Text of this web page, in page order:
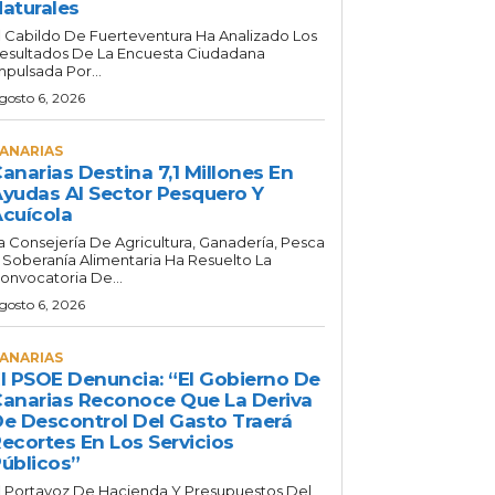
Cabildo De Fuerteventura Ha Analizado Los
De La Encuesta Ciudadana
Por...
6, 2026
Destina 7,1 Millones En
Al Sector Pesquero Y
Consejería De Agricultura, Ganadería, Pesca
Soberanía Alimentaria Ha Resuelto La
De...
6, 2026
PSOE Denuncia: “El Gobierno De
Reconoce Que La Deriva
Descontrol Del Gasto Traerá
En Los Servicios
Portavoz De Hacienda Y Presupuestos Del